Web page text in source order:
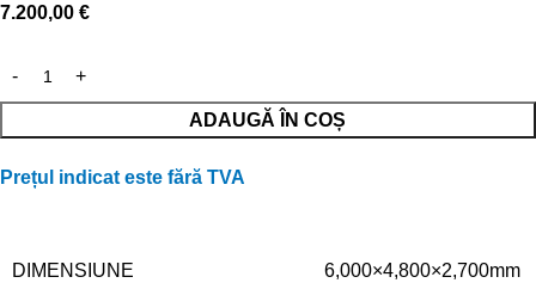
7.200,00 €
ADAUGĂ ÎN COȘ
Prețul indicat este fără TVA
DIMENSIUNE 6,000×4,800×2,700mm